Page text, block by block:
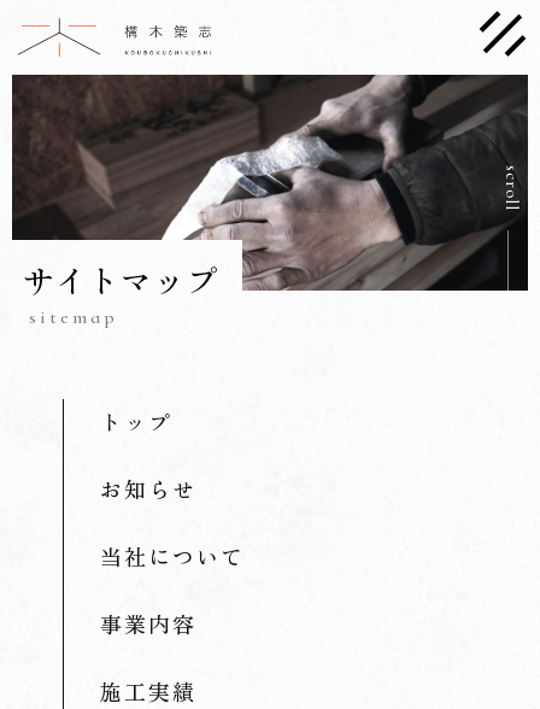
scroll
サイトマップ
sitemap
トップ
お知らせ
当社について
事業内容
施工実績